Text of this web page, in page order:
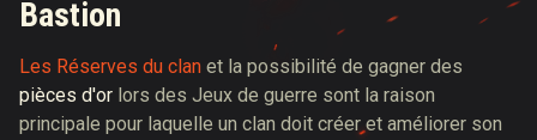
Bastion
Les Réserves du clan et la possibilité de gagner des
pièces d'or lors des Jeux de guerre sont la raison
principale pour laquelle un clan doit créer et améliorer son